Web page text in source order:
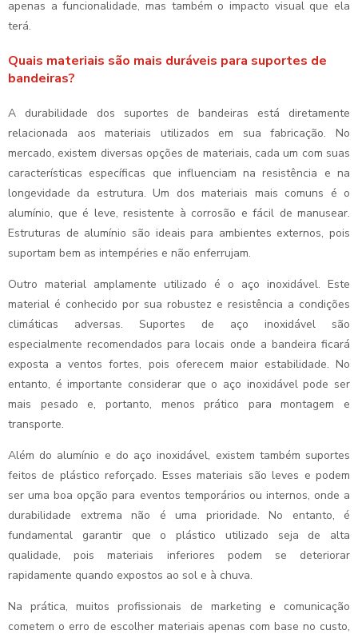
apenas a funcionalidade, mas também o impacto visual que ela
terá.
Quais materiais são mais duráveis para suportes de
bandeiras?
A durabilidade dos suportes de bandeiras está diretamente
relacionada aos materiais utilizados em sua fabricação. No
mercado, existem diversas opções de materiais, cada um com suas
características específicas que influenciam na resistência e na
longevidade da estrutura. Um dos materiais mais comuns é o
alumínio, que é leve, resistente à corrosão e fácil de manusear.
Estruturas de alumínio são ideais para ambientes externos, pois
suportam bem as intempéries e não enferrujam.
Outro material amplamente utilizado é o aço inoxidável. Este
material é conhecido por sua robustez e resistência a condições
climáticas adversas. Suportes de aço inoxidável são
especialmente recomendados para locais onde a bandeira ficará
exposta a ventos fortes, pois oferecem maior estabilidade. No
entanto, é importante considerar que o aço inoxidável pode ser
mais pesado e, portanto, menos prático para montagem e
transporte.
Além do alumínio e do aço inoxidável, existem também suportes
feitos de plástico reforçado. Esses materiais são leves e podem
ser uma boa opção para eventos temporários ou internos, onde a
durabilidade extrema não é uma prioridade. No entanto, é
fundamental garantir que o plástico utilizado seja de alta
qualidade, pois materiais inferiores podem se deteriorar
rapidamente quando expostos ao sol e à chuva.
Na prática, muitos profissionais de marketing e comunicação
cometem o erro de escolher materiais apenas com base no custo,